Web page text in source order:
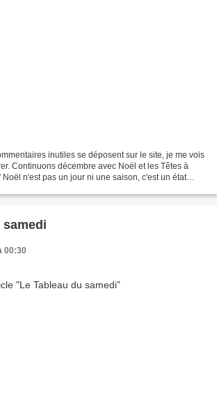
inutiles se déposent sur le site, je me vois
Continuons décembre avec Noël et les Têtes à
Noël n'est pas un jour ni une saison, c'est un état
samedi
00:30